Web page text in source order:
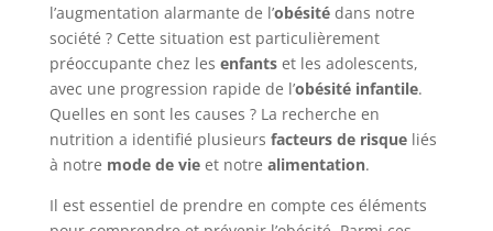
l’augmentation alarmante de l’obésitédans notre
société ? Cette situation est particulièrement
préoccupante chez les enfantset les adolescents,
avec une progression rapide de l’obésité infantile.
Quelles en sont les causes ? La recherche en
nutrition a identifié plusieurs facteurs de risqueliés
à notre mode de vieet notre alimentation.
Il est essentiel de prendre en compte ces éléments